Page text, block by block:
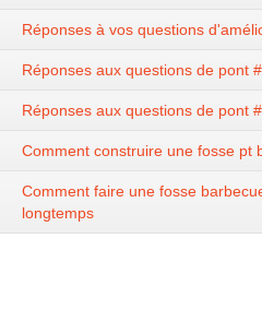
Réponses à vos questions
Réponses aux questions de pont
Réponses aux questions de pont
Comment construire une fosse pt
Comment faire une fosse
longtemps